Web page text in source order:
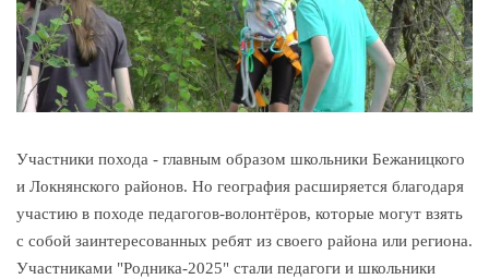
Участники похода - главным образом школьники Бежаницкого
и Локнянского районов. Но география расширяется благодаря
участию в походе педагогов-волонтёров, которые могут взять
с собой заинтересованных ребят из своего района или региона.
Участниками "Родника-2025" стали педагоги и школьники